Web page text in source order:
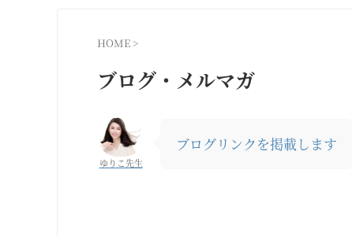
HOME >
ブログ・メルマガ
ゆりこ先生
ブログリンクを掲載します